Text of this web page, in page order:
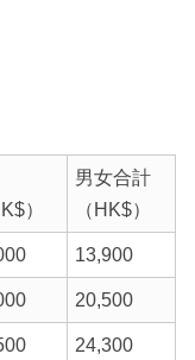
）
男女合計
（HK$）
13,900
20,500
24,300